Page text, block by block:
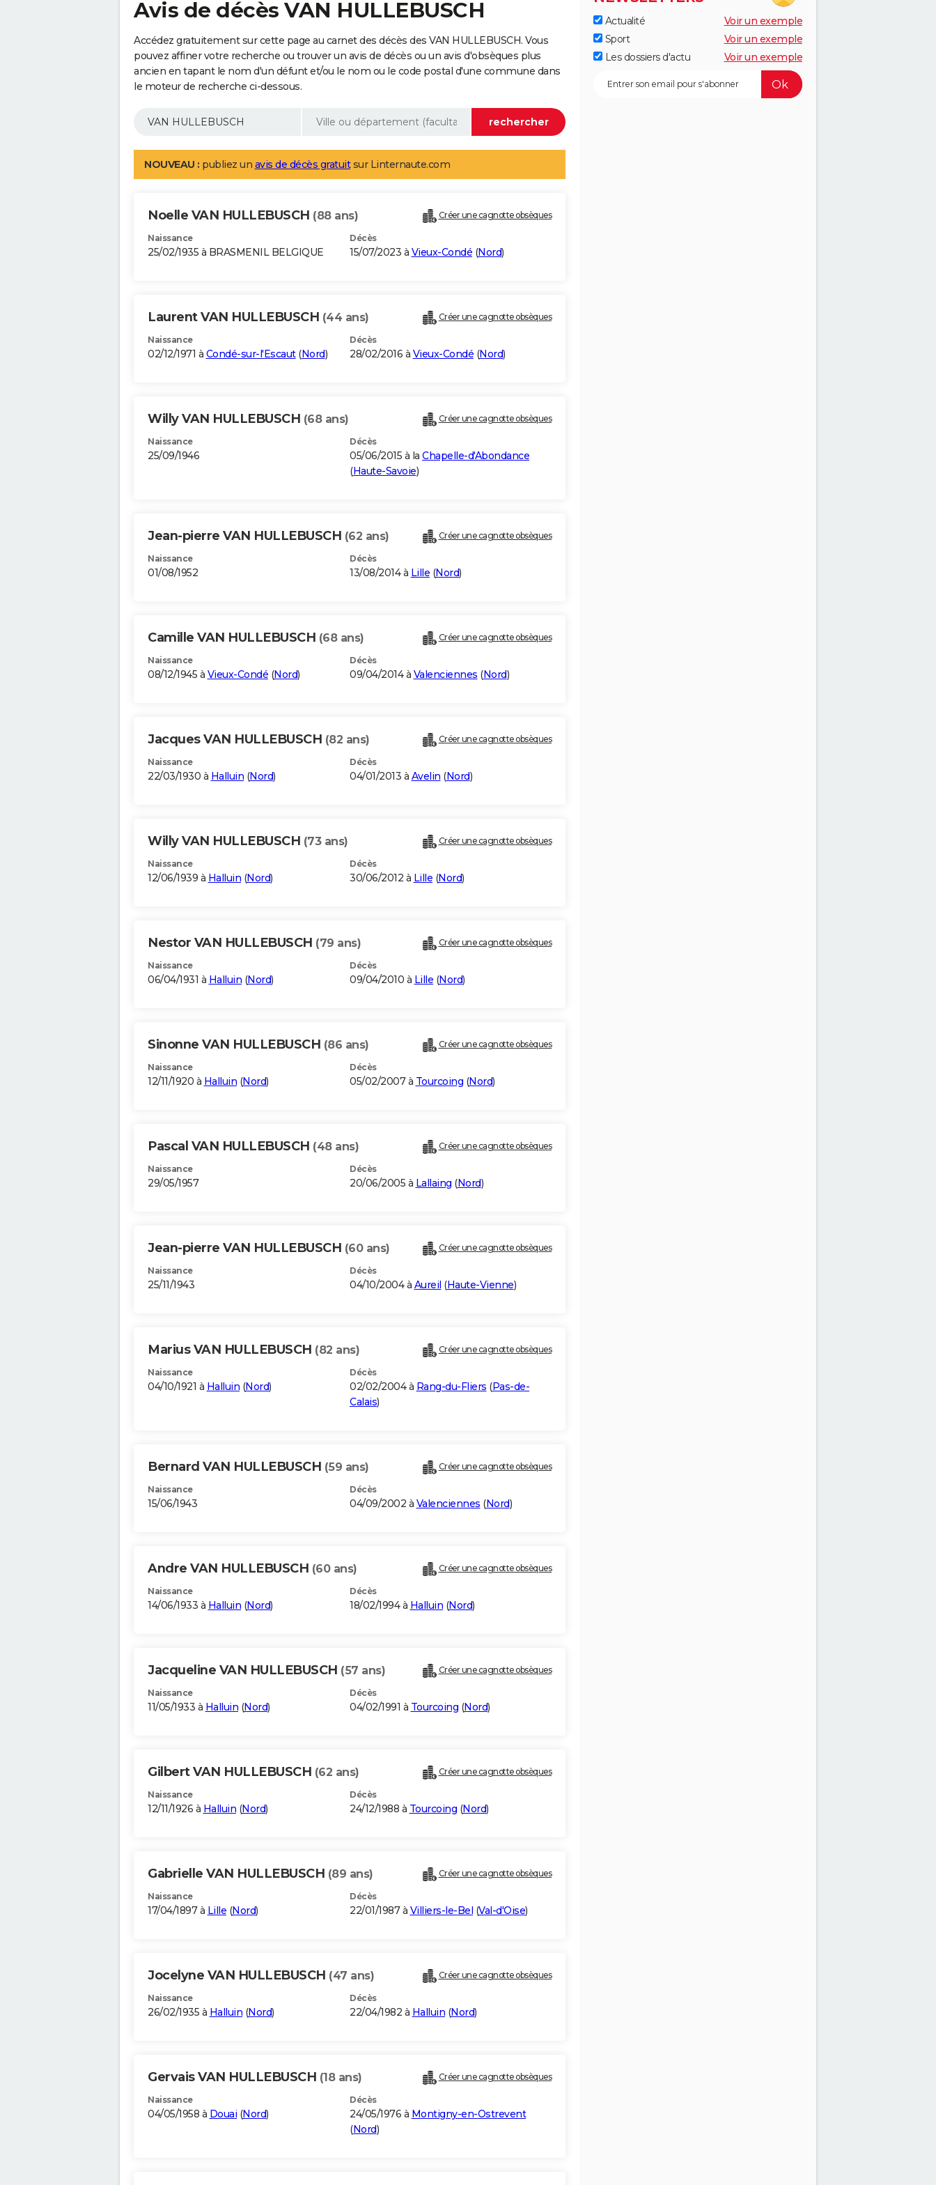
Avis de décès VAN HULLEBUSCH
Accédez gratuitement sur cette page au carnet des décès des VAN HULLEBUSCH. Vous
pouvez affiner votre recherche ou trouver un avis de décès ou un avis d'obsèques plus
ancien en tapant le nom d'un défunt et/ou le nom ou le code postal d'une commune dans
le moteur de recherche ci-dessous.
NOUVEAU : publiez un avis de décès gratuitsur Linternaute.com
Noelle VAN HULLEBUSCH (88 ans) Créer une cagnotte obsèques
Naissance
25/02/1935 à BRASMENIL BELGIQUE
Décès
15/07/2023 à Vieux-Condé (Nord)
Laurent VAN HULLEBUSCH (44 ans) Créer une cagnotte obsèques
Naissance
02/12/1971 à Condé-sur-l'Escaut(Nord)
Décès
28/02/2016 à Vieux-Condé (Nord)
Willy VAN HULLEBUSCH (68 ans) Créer une cagnotte obsèques
Naissance
25/09/1946
Décès
05/06/2015 à la Chapelle-d'Abondance
(Haute-Savoie)
Jean-pierre VAN HULLEBUSCH (62 ans) Créer une cagnotte obsèques
Naissance
01/08/1952
Décès
13/08/2014 à Lille (Nord)
Camille VAN HULLEBUSCH (68 ans) Créer une cagnotte obsèques
Naissance
08/12/1945 à Vieux-Condé (Nord)
Décès
09/04/2014 à Valenciennes (Nord)
Jacques VAN HULLEBUSCH (82 ans) Créer une cagnotte obsèques
Naissance
22/03/1930 à Halluin (Nord)
Décès
04/01/2013 à Avelin (Nord)
Willy VAN HULLEBUSCH (73 ans) Créer une cagnotte obsèques
Naissance
12/06/1939 à Halluin (Nord)
Décès
30/06/2012 à Lille (Nord)
Nestor VAN HULLEBUSCH (79 ans) Créer une cagnotte obsèques
Naissance
06/04/1931 à Halluin (Nord)
Décès
09/04/2010 à Lille (Nord)
Sinonne VAN HULLEBUSCH (86 ans) Créer une cagnotte obsèques
Naissance
12/11/1920 à Halluin (Nord)
Décès
05/02/2007 à Tourcoing (Nord)
Pascal VAN HULLEBUSCH (48 ans) Créer une cagnotte obsèques
Naissance
29/05/1957
Décès
20/06/2005 à Lallaing (Nord)
Jean-pierre VAN HULLEBUSCH (60 ans) Créer une cagnotte obsèques
Naissance
25/11/1943
Décès
04/10/2004 à Aureil (Haute-Vienne)
Marius VAN HULLEBUSCH (82 ans) Créer une cagnotte obsèques
Naissance
04/10/1921 à Halluin (Nord)
Décès
02/02/2004 à Rang-du-Fliers (Pas-de-
Calais)
Bernard VAN HULLEBUSCH (59 ans) Créer une cagnotte obsèques
Naissance
15/06/1943
Décès
04/09/2002 à Valenciennes (Nord)
Andre VAN HULLEBUSCH (60 ans) Créer une cagnotte obsèques
Naissance
14/06/1933 à Halluin (Nord)
Décès
18/02/1994 à Halluin (Nord)
Jacqueline VAN HULLEBUSCH (57 ans) Créer une cagnotte obsèques
Naissance
11/05/1933 à Halluin (Nord)
Décès
04/02/1991 à Tourcoing (Nord)
Gilbert VAN HULLEBUSCH (62 ans) Créer une cagnotte obsèques
Naissance
12/11/1926 à Halluin (Nord)
Décès
24/12/1988 à Tourcoing (Nord)
Gabrielle VAN HULLEBUSCH (89 ans) Créer une cagnotte obsèques
Naissance
17/04/1897 à Lille (Nord)
Décès
22/01/1987 à Villiers-le-Bel (Val-d'Oise)
Jocelyne VAN HULLEBUSCH (47 ans) Créer une cagnotte obsèques
Naissance
26/02/1935 à Halluin (Nord)
Décès
22/04/1982 à Halluin (Nord)
Gervais VAN HULLEBUSCH (18 ans) Créer une cagnotte obsèques
Naissance
04/05/1958 à Douai (Nord)
Décès
24/05/1976 à Montigny-en-Ostrevent
(Nord)
Actualité
Voir un exemple
Sport
Voir un exemple
Les dossiers d'actu
Voir un exemple